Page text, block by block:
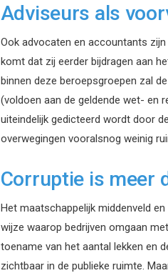
Adviseurs als
Ook advocaten en accountants
komt dat zij eerder bijdragen aan
binnen deze beroepsgroepen zal
(voldoen aan de geldende wet- en
uiteindelijk gedicteerd wordt door
overwegingen vooralsnog weinig
Corruptie is meer
Het maatschappelijk middenveld
wijze waarop bedrijven omgaan
toename van het aantal lekken en
zichtbaar in de publieke ruimte.